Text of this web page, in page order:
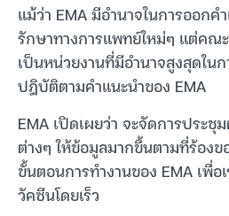
แม้ว่า EMA มีอำนาจในการออกค
รักษาทางการแพทย์ใหม่ๆ แต่คณ
เป็นหน่วยงานที่มีอำนาจสูงสุดใน
ปฎิบัติตามคำแนะนำของ EMA
EMA เปิดเผยว่า จะจัดการประ
ต่างๆ ให้ข้อมูลมากขึ้นตามที่ร้อง
ขั้นตอนการทำงานของ EMA เพื่อ
วัคซีนโดยเร็ว